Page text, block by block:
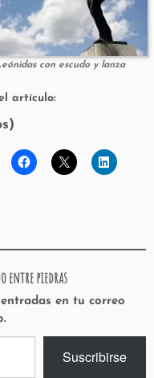
con escudo y lanza
artículo:
entre piedras
en tu correo
Suscribirse